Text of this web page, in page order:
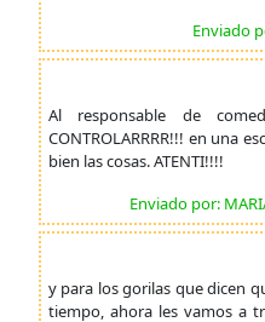
Enviado
Al responsable de
CONTROLARRRR!!! en una
bien las cosas. ATENTI!!!!
Enviado por:
y para los gorilas que dicen
tiempo, ahora les vamos a